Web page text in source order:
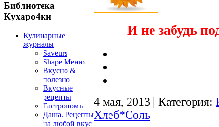
Библиотека
Кухаро4ки
Кулинарные
журналы
Saveurs
Shape Меню
Вкусно &
полезно
Вкусные
рецепты
Гастрономъ
Даша. Рецепты
на любой вкус
И не забудь
4 мая, 2013 | Категория:
Хлеб*Соль